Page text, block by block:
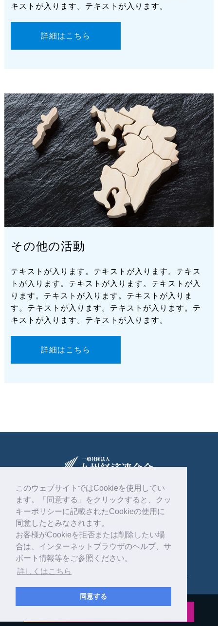
このウェブサイトではCookieを使用してい
ます。「同意する」をクリックすると、クッ
キーポリシーに記載されたCookieの使用に
同意したとみなされます。
お客様がCookieを拒否または削除したい場
合は、インターネットブラウザのヘルプ、サ
ポート情報等をご参照ください。
詳しくはこちら
同意する
キストが入ります。テキストが入ります。
詳細はこちら
その他の活動
テキストが入ります。テキストが入ります。テキス
トが入ります。テキストが入ります。テキストが入
ります。テキストが入ります。テキストが入りま
す。テキストが入ります。テキストが入ります。テ
キストが入ります。テキストが入ります。
詳細はこちら
〒810-0004
福岡市中央区渡辺通2丁目1番82号
092-761-4261
Copyright © 一般社団法人 九州経済連合会 . All rights reserved.